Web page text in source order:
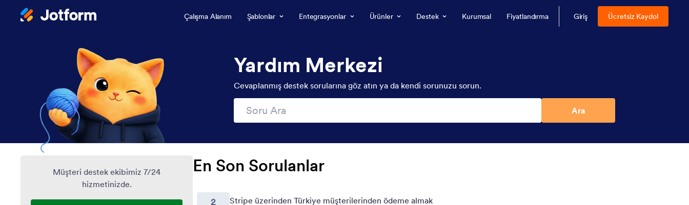
Çalışma Alanım Şablonlar Entegrasyonlar Ürünler Destek Kurumsal Fiyatlandırma Giriş Ücretsiz Kaydol
Yardım Merkezi
Cevaplanmış destek sorularına göz atın ya da kendi sorunuzu sorun.
Ara
Müşteri destek ekibimiz 7/24
hizmetinizde.
En Son Sorulanlar
2 Stripe üzerinden Türkiye müşterilerinden ödeme almak